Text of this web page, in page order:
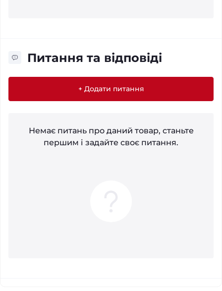
Питання та відповіді
+ Додати питання
Немає питань про даний товар, станьте
першим і задайте своє питання.